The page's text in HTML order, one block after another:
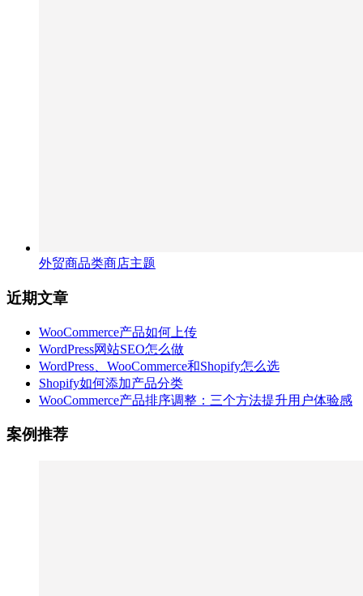
外贸商品类商店主题
近期文章
WooCommerce产品如何上传
WordPress网站SEO怎么做
WordPress、WooCommerce和Shopify怎么选
Shopify如何添加产品分类
WooCommerce产品排序调整：三个方法提升用户体验感
案例推荐